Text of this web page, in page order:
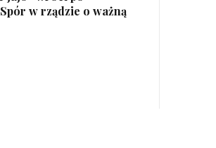
w rządzie o ważną